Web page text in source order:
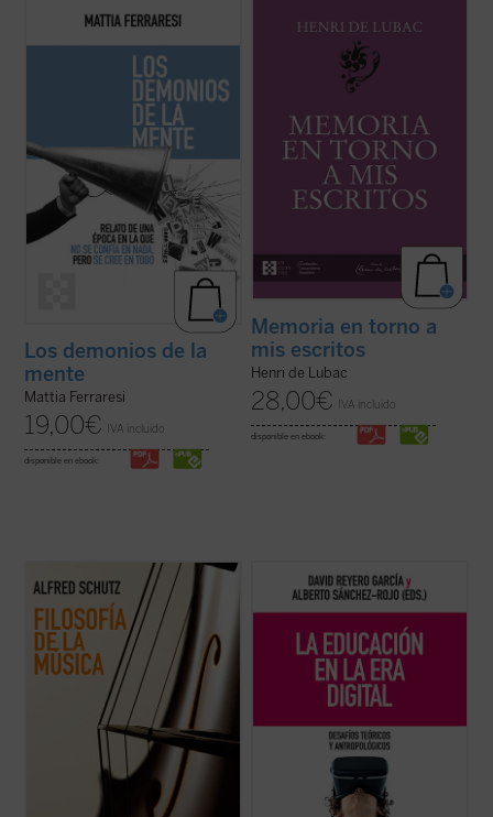
sociales como fábricas de certezas
Kennedy o los hombres murciélago en la
Luna, Ferraresi nos enfrenta con humor y
lucidez al caos de un mundo en el que ya no
Los demonios de la
mente
Mattia Ferraresi
19,00€ IVA incluido
disponible en ebook:
primeros veinte años yMemoria en torno a
. Ambas Memorias nos
permiten conocer la vida y la obra de Henri
de Lubac desde su nacimiento en 1896
hasta el final de su período militar ...
Memoria en torno a
mis escritos
Henri de Lubac
28,00€ IVA incluido
disponible en ebook:
Este libro reúne, por primera vez en
español, todos los textos sobre música de
Alfred Schutz, uno de los grandes nombres
de la sociología del siglo XX. En ellos no solo
analiza lo que sentimos cuando
escuchamos una melodía, también explora
(ver ficha)
Frente a una tecnología con creciente
poder de decisión,La educación en la era
preguntas: ¿qué podemos saber?, ¿qué
debemos hacer?, ¿qué nos cabe esperar?
(ver ficha)